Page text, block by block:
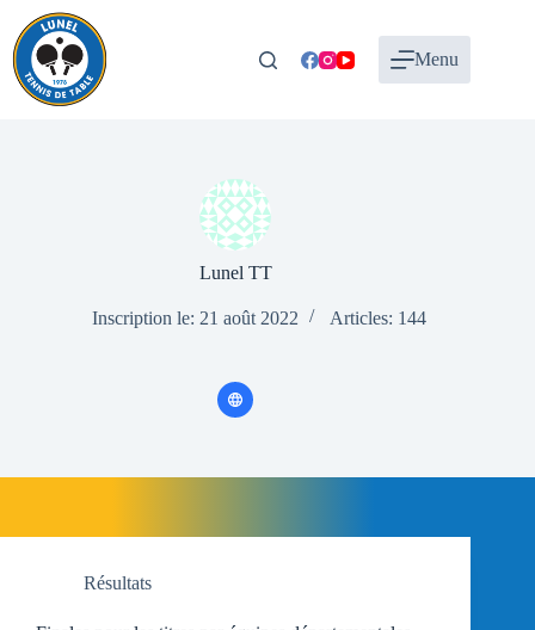
contenu
Menu
Lunel TT
Inscription le: 21 août 2022 Articles: 144
Résultats